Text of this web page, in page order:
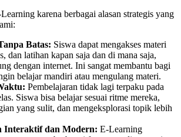
karena berbagai alasan strategis yang
Batas: Siswa dapat mengakses materi
dan latihan kapan saja dan di mana saja,
dengan internet. Ini sangat membantu bagi
belajar mandiri atau mengulang materi.
Pembelajaran tidak lagi terpaku pada
Siswa bisa belajar sesuai ritme mereka,
yang sulit, dan mengeksplorasi topik lebih
Interaktif dan Modern: E-Learning